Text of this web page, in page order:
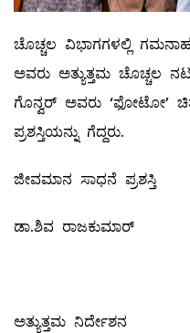
ಚೊಚ್ಚಲ ವಿಭಾಗಗಳಲ್ಲಿ
ಅವರು ಅತ್ಯುತ್ತಮ ಚೊಚ್ಚಲ
ಗೊನ್ವರ್ ಅವರು ‘ಫೋಟೋ’
ಪ್ರಶಸ್ತಿಯನ್ನು ಗೆದ್ದರು.
ಜೀವಮಾನ ಸಾಧನೆ ಪ್ರಶಸ್ತಿ
ಡಾ.ಶಿವ ರಾಜಕುಮಾರ್
ಅತ್ಯುತ್ತಮ ನಿರ್ದೇಶನ